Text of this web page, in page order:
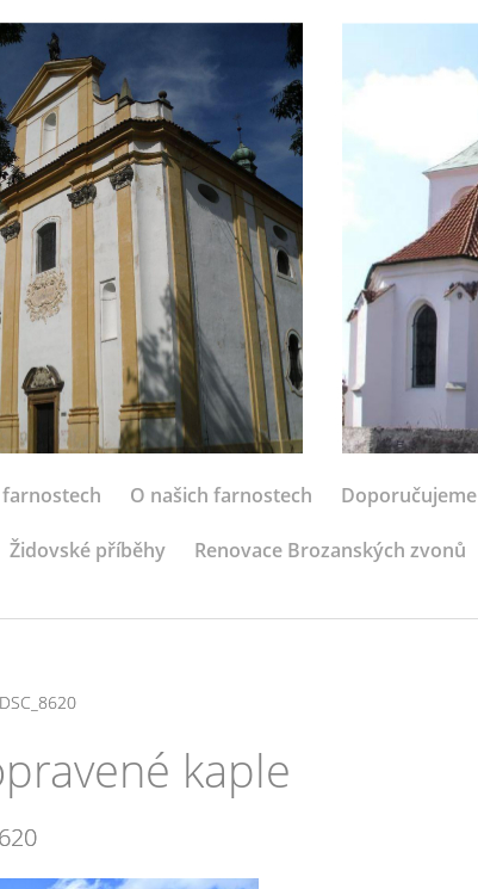
O našich farnostech Doporučujeme
Židovské příběhy Renovace Brozanských zvonů
DSC_8620
kaple